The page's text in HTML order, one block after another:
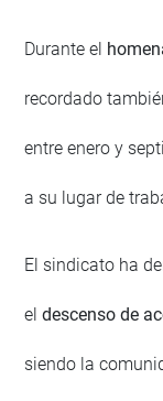
Durante el
recordado
entre enero y
a su lugar de
El sindicato ha
eldescenso de
siendo la